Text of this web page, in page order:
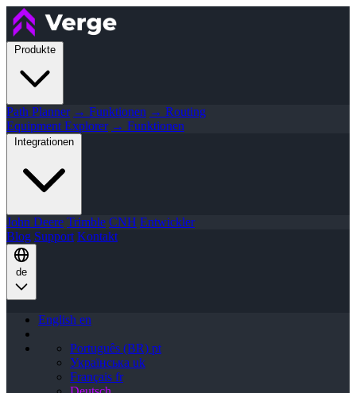
Produkte
Path Planner → Funktionen → Routing
Equipment Explorer → Funktionen
Integrationen
John Deere Trimble CNH Entwickler
Blog Support Kontakt
de
English en
Português (BR) pt
Українська uk
Français fr